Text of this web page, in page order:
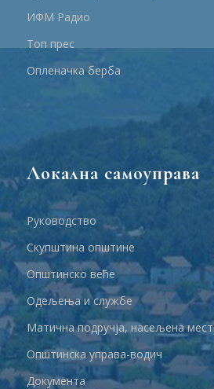
ИФМ Радио
Топ прес
Опленачка берба
Локална самоуправа
Руководство
Скупштина општине
Општинско веће
Одељења и службе
Матична подручја, насељена
Општинска управа-водич
Документа